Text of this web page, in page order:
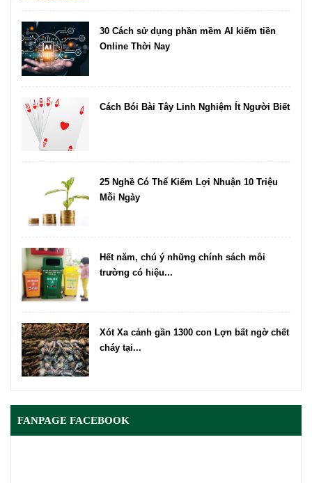
30 Cách sử dụng phần mềm AI kiếm tiền
Online Thời Nay
Cách Bói Bài Tây Linh Nghiệm Ít Người Biết
25 Nghề Có Thể Kiếm Lợi Nhuận 10 Triệu
Mỗi Ngày
Hết năm, chú ý những chính sách môi
trường có hiệu...
Xót Xa cảnh gần 1300 con Lợn bất ngờ chết
cháy tại...
FANPAGE FACEBOOK